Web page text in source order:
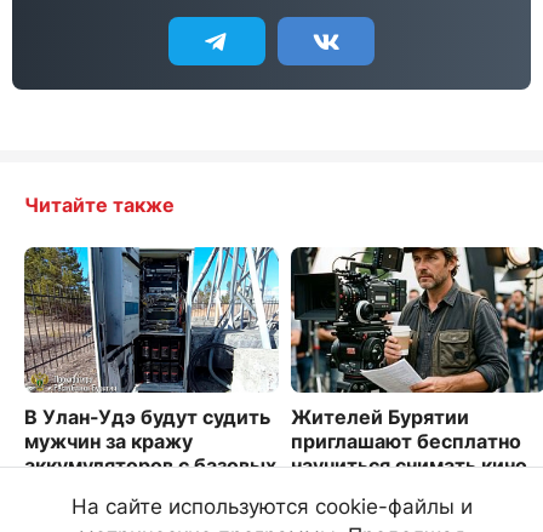
Читайте также
В Улан-Удэ будут судить
мужчин за кражу
аккумуляторов с базовых
Жителей Бурятии
приглашают бесплатно
научиться снимать кино
4349
На сайте используются cookie-файлы и